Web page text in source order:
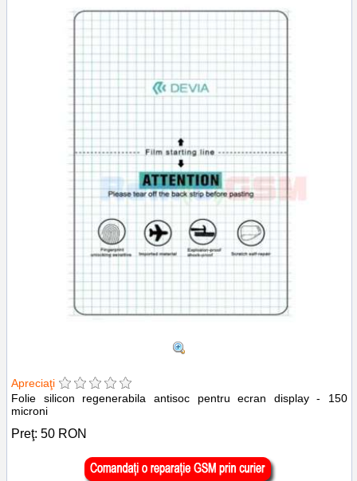
Apreciaţi
Folie silicon regenerabila antisoc pentru ecran display - 150
microni
Preţ: 50 RON